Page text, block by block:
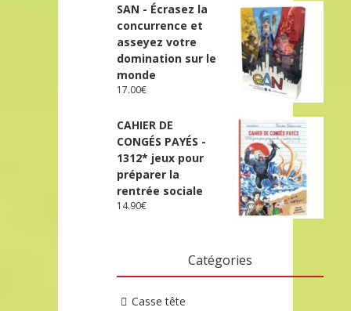
SAN - Écrasez la
concurrence et
asseyez votre
domination sur le
monde
17.00€
CAHIER DE
CONGÉS PAYÉS -
1312* jeux pour
préparer la
rentrée sociale
14.90€
Catégories
Casse tête